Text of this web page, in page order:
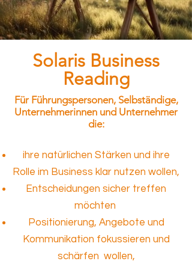
Solaris Business
Reading
Für Führungspersonen, Selbständige,
Unternehmerinnen und Unternehmer
die:
ihre natürlichen Stärken und ihre
Rolle im Business klar nutzen wollen,
Entscheidungen sicher treffen
möchten
Positionierung, Angebote und
Kommunikation fokussieren und
schärfen wollen,